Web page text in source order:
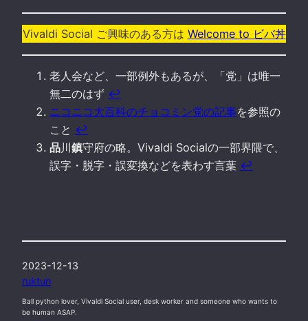
Vivaldi Social ご興味のある方は Welcome to ビバ丼
老人会など、一部例外もあるが、「党」は唯一
無二のはず ↩︎
ニコニコ大百科のチョコミン党の記事を参照の
こと ↩︎
品川鎮守府の略。Vivaldi Socialの一部界隈で、
誤字・脱字・誤変換などを表わす言葉 ↩︎
2023-12-13
ruktun
Ball python lover, Vivaldi Social user, desk worker and someone who wants to
be human ASAP.